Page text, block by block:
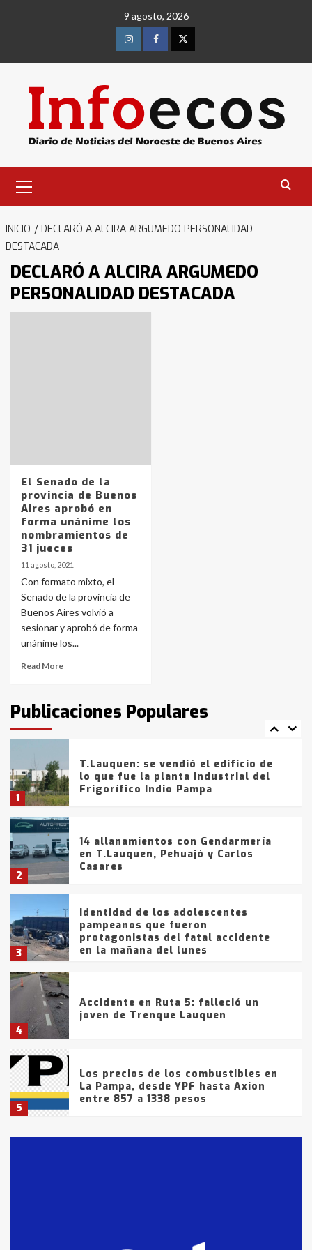
9 agosto, 2026
InstagramFacebookTwitter
primario
INICIO
DECLARÓ A ALCIRA ARGUMEDO PERSONALIDAD
DESTACADA
DECLARÓ A ALCIRA ARGUMEDO
PERSONALIDAD DESTACADA
El Senado de la
provincia de Buenos
Aires aprobó en
forma unánime los
nombramientos de
31 jueces
11 agosto, 2021
Con formato mixto, el
Senado de la provincia de
Buenos Aires volvió a
sesionar y aprobó de forma
unánime los...
Read More
Publicaciones Populares
4
5
Los precios de los combustibles en
6
La Bolsa de Cereales de Bahía
Blanca anticipa que Agosto vendrá
con lluvias y heladas, en gran parte
fueron detenidos por
comercialización de drogas en la
tarde del sábado
1
T.Lauquen: se vendió el edificio de
lo que fue la planta Industrial del
Frígorífico Indio Pampa
2
14 allanamientos con Gendarmería
en T.Lauquen, Pehuajó y Carlos
Casares
3
Identidad de los adolescentes
pampeanos que fueron
protagonistas del fatal accidente
en la mañana del lunes
4
Accidente en Ruta 5: falleció un
joven de Trenque Lauquen
5
Los precios de los combustibles en
La Pampa, desde YPF hasta Axion
entre 857 a 1338 pesos
fueron detenidos por